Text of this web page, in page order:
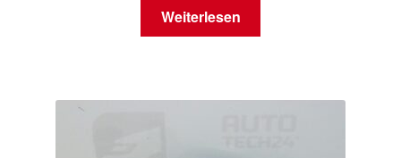
Weiterlesen